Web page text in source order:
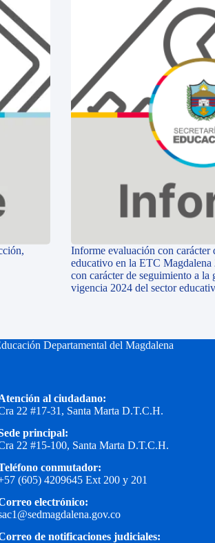
Informe evaluación con carácter
educativo en la ETC
con carácter de seguimiento a la
vigencia 2024 del sector
Departamental del Magdalena
al ciudadano:
22 #17-31, Santa Marta D.T.C.H.
principal:
22 #15-100, Santa Marta D.T.C.H.
conmutador:
(605) 4209645 Ext 200 y 201
electrónico:
de notificaciones judiciales: